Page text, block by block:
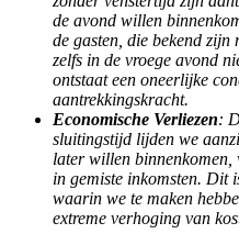
de avond willen
de gasten, die bekend zijn
zelfs in de vroege avond
ontstaat een oneerlijke
aantrekkingskracht.
Economische Verliezen:
sluitingstijd lijden we
later willen binnenkomen,
in gemiste inkomsten. Dit
waarin we te maken
extreme verhoging van